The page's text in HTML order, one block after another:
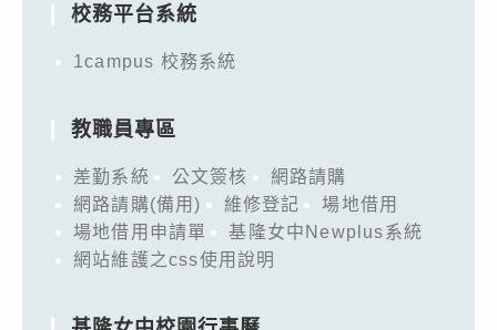
校務平台系統
1campus 校務系統
教職員專區
差勤系統 公文簽核
網路請購
網路請購(備用)
維修登記
場地借用
場地借用申請單
基隆女中Newplus系統
網站維護之css使用說明